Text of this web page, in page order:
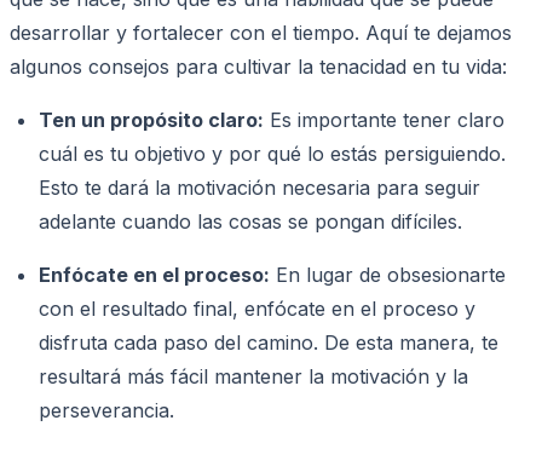
desarrollar y fortalecer con el tiempo. Aquí te dejamos
algunos consejos para cultivar la tenacidad en tu vida:
Ten un propósito claro: Es importante tener claro
cuál es tu objetivo y por qué lo estás persiguiendo.
Esto te dará la motivación necesaria para seguir
adelante cuando las cosas se pongan difíciles.
Enfócate en el proceso: En lugar de obsesionarte
con el resultado final, enfócate en el proceso y
disfruta cada paso del camino. De esta manera, te
resultará más fácil mantener la motivación y la
perseverancia.